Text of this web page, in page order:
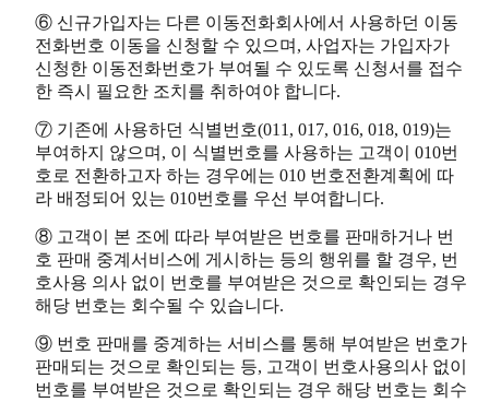
⑥ 신규가입자는 다른 이동전화회사에서 사용하던 이동
전화번호 이동을 신청할 수 있으며, 사업자는 가입자가
신청한 이동전화번호가 부여될 수 있도록 신청서를 접수
한 즉시 필요한 조치를 취하여야 합니다.
⑦ 기존에 사용하던 식별번호(011, 017, 016, 018, 019)는
부여하지 않으며, 이 식별번호를 사용하는 고객이 010번
호로 전환하고자 하는 경우에는 010 번호전환계획에 따
라 배정되어 있는 010번호를 우선 부여합니다.
⑧ 고객이 본 조에 따라 부여받은 번호를 판매하거나 번
호 판매 중계서비스에 게시하는 등의 행위를 할 경우, 번
호사용 의사 없이 번호를 부여받은 것으로 확인되는 경우
해당 번호는 회수될 수 있습니다.
⑨ 번호 판매를 중계하는 서비스를 통해 부여받은 번호가
판매되는 것으로 확인되는 등, 고객이 번호사용의사 없이
번호를 부여받은 것으로 확인되는 경우 해당 번호는 회수